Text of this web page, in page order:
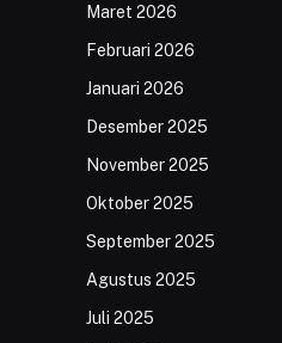
Maret 2026
Februari 2026
Januari 2026
Desember 2025
November 2025
Oktober 2025
September 2025
Agustus 2025
Juli 2025